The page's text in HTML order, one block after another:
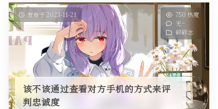
抖音去水印
摸鱼人日历
今日头条新闻
关于我们
隐私政策
友情链接
发布于 2023-11-21
750 热度
无~
碎碎念
该不该通过查看对方手机的方式来评
判忠诚度